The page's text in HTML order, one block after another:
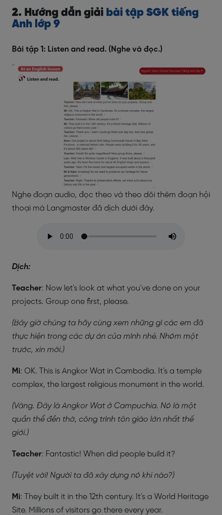
2. Hướng dẫn giải bài tập SGK tiếng
Anh lớp 9
Bài tập 1: Listen and read. (Nghe và đọc.)
Nghe đoạn audio, đọc theo và theo dõi thêm đoạn hội
thoại mà Langmaster đã dịch dưới đây.
Dịch:
Teacher: Now let's look at what you've done on your
projects. Group one first, please.
(Bây giờ chúng ta hãy cùng xem những gì các em đã
thực hiện trong các dự án của mình nhé. Nhóm một
trước, xin mời.)
Mi: OK. This is Angkor Wat in Cambodia. It's a temple
complex, the largest religious monument in the world.
(Vâng. Đây là Angkor Wat ở Campuchia. Nó là một
quần thể đền thờ, công trình tôn giáo lớn nhất thế
giới.)
Teacher: Fantastic! When did people build it?
(Tuyệt vời! Người ta đã xây dựng nó khi nào?)
Mi: They built it in the 12th century. It's a World Heritage
Site. Millions of visitors go there every year.